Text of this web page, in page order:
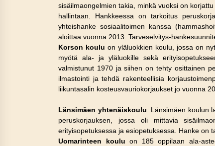
sisäilmaongelmien takia, minkä vuoksi on
hallintaan. Hankkeessa on tarkoitus
yhteishanke sosiaalitoimen kanssa
aloittaa vuonna 2013. Tarveselvitys-
Korson koulu on yläluokkien koulu, jossa on
myötä ala- ja yläluokille sekä
valmistunut 1970 ja siihen on tehty osittainen
ilmastointi ja tehdä rakenteellisia
liikuntasalin kosteusvauriokorjaukset jo vuonna
Länsimäen yhtenäiskoulu. Länsimäen koulun
peruskorjauksen, jossa oli mittavia
erityisopetuksessa ja esiopetuksessa. Hanke on
Uomarinteen koulu on 185 oppilaan ala-